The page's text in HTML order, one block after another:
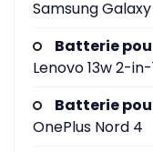
Samsung
Batterie
Lenovo 13w 2-
Batterie
OnePlus Nord 4